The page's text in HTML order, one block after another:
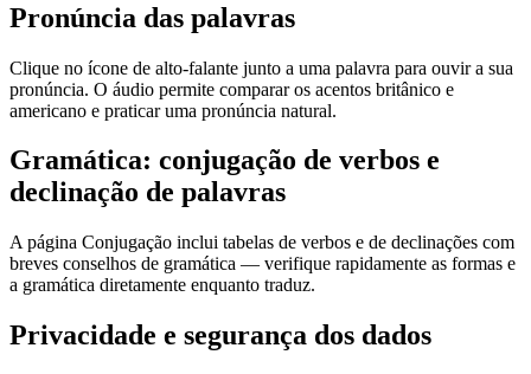
Pronúncia das palavras
Clique no ícone de alto-falante junto a uma palavra para ouvir a sua
pronúncia. O áudio permite comparar os acentos britânico e
americano e praticar uma pronúncia natural.
Gramática: conjugação de verbos e
declinação de palavras
A página Conjugação inclui tabelas de verbos e de declinações com
breves conselhos de gramática — verifique rapidamente as formas e
a gramática diretamente enquanto traduz.
Privacidade e segurança dos dados